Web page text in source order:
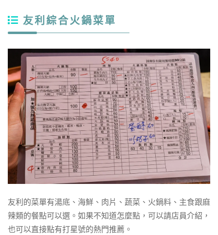
友利綜合火鍋菜單
友利的菜單有湯底、海鮮、肉片、蔬菜、火鍋料、主食跟麻
辣類的餐點可以選。如果不知道怎麼點，可以請店員介紹，
也可以直接點有打星號的熱門推薦。